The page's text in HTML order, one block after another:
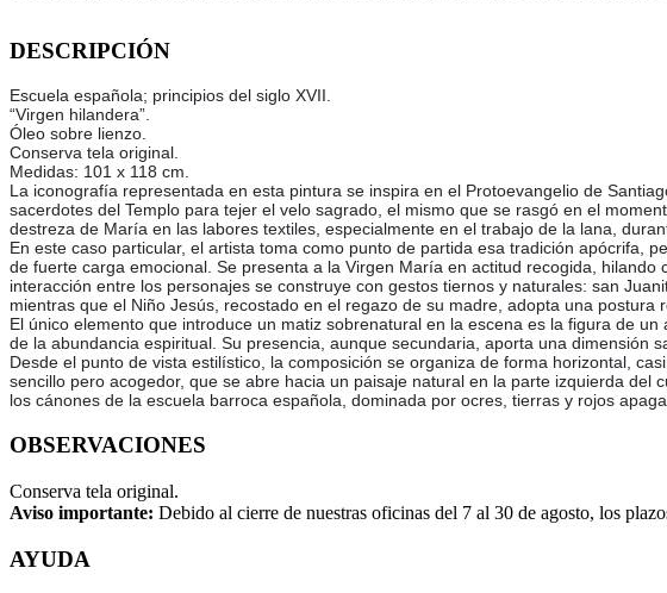
DESCRIPCIÓN
Escuela española; principios del siglo XVII.
“Virgen hilandera”.
Óleo sobre lienzo.
Conserva tela original.
Medidas: 101 x 118 cm.
La iconografía representada en esta pintura se inspira en el Protoevangelio de
sacerdotes del Templo para tejer el velo sagrado, el mismo que se rasgó en el
destreza de María en las labores textiles, especialmente en el trabajo de la lana,
En este caso particular, el artista toma como punto de partida esa tradición apócrifa,
de fuerte carga emocional. Se presenta a la Virgen María en actitud recogida,
interacción entre los personajes se construye con gestos tiernos y naturales: san
mientras que el Niño Jesús, recostado en el regazo de su madre, adopta una
El único elemento que introduce un matiz sobrenatural en la escena es la figura de
de la abundancia espiritual. Su presencia, aunque secundaria, aporta una dimensión
Desde el punto de vista estilístico, la composición se organiza de forma horizontal,
sencillo pero acogedor, que se abre hacia un paisaje natural en la parte izquierda
los cánones de la escuela barroca española, dominada por ocres, tierras y rojos
OBSERVACIONES
Conserva tela original.
Aviso importante: Debido al cierre de nuestras oficinas del 7 al 30 de agosto, los
AYUDA